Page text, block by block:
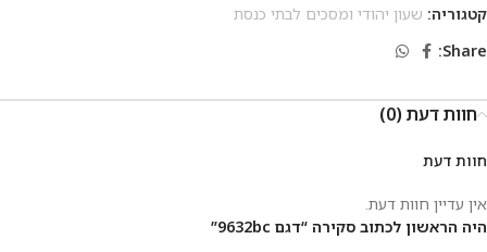
קטגוריה: שעון יהודי ומסכים לבתי כנסת
Share:
חוות דעת (0)
חוות דעת
אין עדיין חוות דעת.
היה הראשון לכתוב סקירה “דגם 9632bc”